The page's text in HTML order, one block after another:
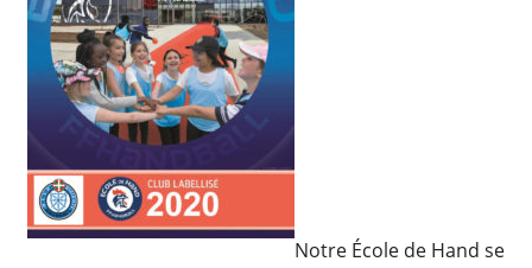
Notre École de Hand se